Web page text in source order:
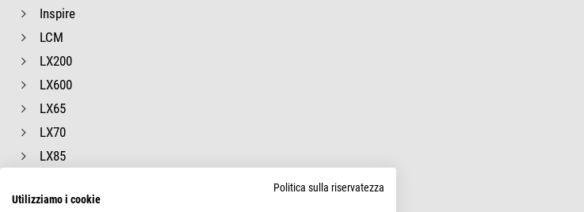
Inspire
LCM
LX200
LX600
LX65
LX70
LX85
LX90
Politica sulla riservatezza
Utilizziamo i cookie